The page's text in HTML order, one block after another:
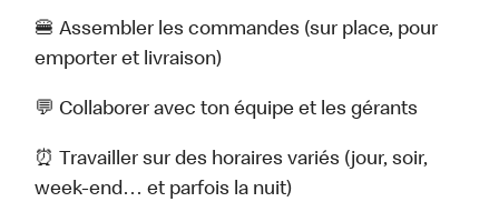
🍔 Assembler les commandes (sur place, pour
emporter et livraison)
💬 Collaborer avec ton équipe et les gérants
⏰ Travailler sur des horaires variés (jour, soir,
week-end… et parfois la nuit)